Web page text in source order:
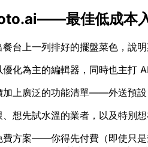
最佳低成本
台上一列排好的擺盤菜色，說
優化為主的編輯器，同時也主打
加上廣泛的功能清單——外送預設
想先試水溫的業者，以及特別
費方案——你得先付費（即使只是